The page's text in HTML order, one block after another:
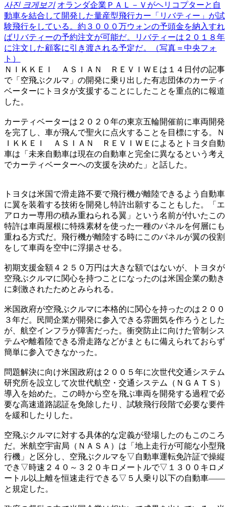
사진 크게보기 オランダ企業ＰＡＬ－Ｖがヘリコプターと自
動車を結合して開発した量産型飛行カー「リバティー」が試
験飛行をしている。約３０００万ウォンの予頭金を納入すれ
ばリバティーの予約注文が可能だ。リバティーは２０１８年
に注文した顧客に引き渡される予定だ。（写真＝中央フォ
ト）
ＮＩＫＫＥＩ ＡＳＩＡＮ ＲＥＶＩＷＥは１４日付の記事
で「空飛ぶクルマ」の開発に乗り出した有志団体のカーティ
ベーターにトヨタが支援することにしたことを重点的に報道
した。
カーティベーターは２０２０年の東京五輪開催前に車両開発
を完了し、車が飛んで聖火に点火することを目標にする。Ｎ
ＩＫＫＥＩ ＡＳＩＡＮ ＲＥＶＩＷＥによるとトヨタ自動
車は「未来自動車は現在の自動車と完全に異なるという考え
でカーティベーターへの支援を決めた」と話した。
トヨタは米国で滑走路不要で飛行機が離陸できるよう自動車
に翼を装着する技術を開発し特許出願することもした。「エ
アロカー専用の積み重ねられる翼」という名前が付いたこの
特許は車両屋根に特殊素材を使った一種のパネルを何層にも
重ねる方式だ。飛行機が離陸する時にこのパネルが翼の役割
をして車両を空中に浮揚させる。
初期支援金額４２５０万円は大きな額ではないが、トヨタが
空飛ぶクルマに関心を持つことになったのは米国企業の動き
に刺激されたためとみられる。
米国政府が空飛ぶクルマに本格的に関心を持ったのは２００
３年だ。民間企業が開発に参入できる雰囲気を作ろうとした
が、航空インフラが障害だった。衝突防止に向けた管制シス
テムや離着陸できる滑走路などがまともに備えられておらず
簡単に参入できなかった。
問題解決に向け米国政府は２００５年に次世代交通システム
研究所を設立して次世代航空・交通システム（ＮＧＡＴＳ）
導入を始めた。この時から空を飛ぶ車両を開発する過程で必
要な高速道路認証を免除したり、試験飛行段階で必要な要件
を緩和したりした。
空飛ぶクルマに対する具体的な定義が登場したのもこのころ
だ。米航空宇宙局（ＮＡＳＡ）は「地上走行が可能な小型飛
行機」と区分し、空飛ぶクルマを▽自動車運転免許証で操縦
でき▽時速２４０～３２０キロメートルで▽１３００キロメ
ートル以上離を恒速走行できる▽５人乗り以下の自動車――
と規定した。